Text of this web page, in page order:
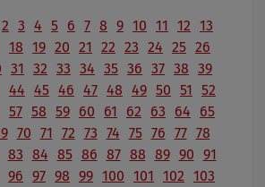
2 3 4 5 6 7 8 9 10 11 12 13
18 19 20 21 22 23 24 25 26
31 32 33 34 35 36 37 38 39
44 45 46 47 48 49 50 51
52
57 58 59 60 61 62 63 64
65
70 71 72 73 74 75 76 77 78
83 84 85 86 87 88 89 90 91
96 97 98 99 100 101 102 103